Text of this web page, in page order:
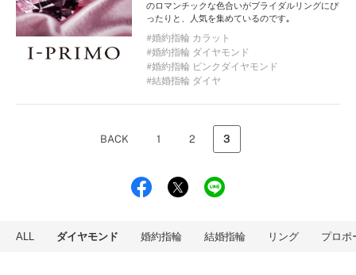
のロマンチックな色合いがブライダルリングにぴ
ったりと、人気を集めているのです｡
婚約指輪 カラット
婚約指輪 ダイヤモンド
婚約指輪 ピンクダイヤモンド
結婚指輪 ダイヤ
BACK 1 2 3
ALL ダイヤモンド 婚約指輪 結婚指輪 リング プロポ